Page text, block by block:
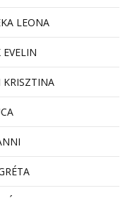
LEONA
KRISZTINA